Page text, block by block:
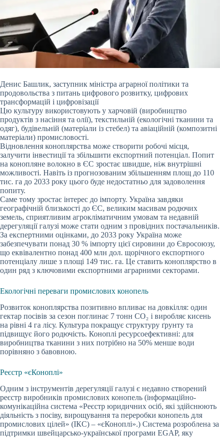
Денис Башлик, заступник міністра аграрної політики та
продовольства з питань цифрового розвитку, цифрових
трансформацій і цифровізації
Цю культуру використовують у харчовій (виробництво
продуктів з насіння та олії), текстильній (екологічні тканини та
одяг), будівельній (матеріали із стебел) та авіаційній (композитні
матеріали) промисловості.
Відновлення коноплярства може створити робочі місця,
залучити інвестиції та збільшити експортний потенціал. Попит
на конопляне волокно в ЄС зростає швидше, ніж внутрішні
можливості. Навіть із прогнозованим збільшенням площ до 110
тис. га до 2033 року цього буде недостатньо для задоволення
попиту.
Саме тому зростає інтерес до імпорту. Україна завдяки
географічній близькості до ЄС, великим масивам родючих
земель, сприятливим агрокліматичним умовам та недавній
дерегуляції галузі може стати одним з провідних постачальників.
За експертними оцінками, до 2033 року Україна може
забезпечувати понад 30 % імпорту цієї сировини до Євросоюзу,
що еквівалентно понад 400 млн дол. щорічного експортного
потенціалу лише з площі 149 тис. га. Це ставить коноплярство в
один ряд з ключовими експортними аграрними секторами.
Екологічні переваги промислових конопель
Розвиток коноплярства позитивно впливає на довкілля: один
гектар посівів за сезон поглинає 7 тонн CO₂ і виробляє кисень
на рівні 4 га лісу. Культура покращує структуру ґрунту та
підвищує його родючість. Коноплі ресурсоефективні: для
виробництва тканини з них потрібно на 50% менше води
порівняно з бавовною.
Реєстр «єКоноплі»
Одним з інструментів дерегуляції галузі є недавно створений
реєстр виробників промислових конопель (інформаційно-
комунікаційна система «Реєстр юридичних осіб, які здійснюють
діяльність з посіву, вирощування та переробки конопель для
промислових цілей» (ІКС) – «єКоноплі».) Система розроблена за
підтримки швейцарсько-української програми EGAP, яку